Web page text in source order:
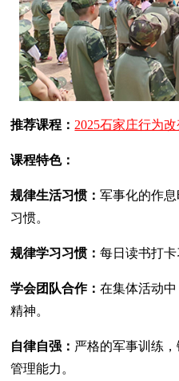
推荐课程： 2025石家庄行为
课程特色：
规律生活习惯：军事化的作
习惯。
规律学习习惯：每日读书打
学会团队合作：在集体活动
精神。
自律自强： 严格的军事训练
管理能力。